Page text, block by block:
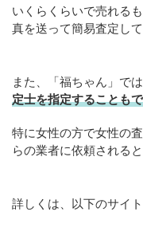
いくらくらいで売れる
真を送って簡易査定し
また、「福ちゃん」で
定士を指定することも
特に女性の方で女性の
らの業者に依頼される
詳しくは、以下のサイ